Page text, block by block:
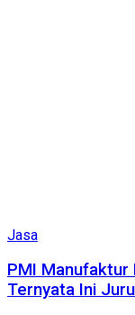
Jasa
PMI Manufaktur
Ternyata Ini